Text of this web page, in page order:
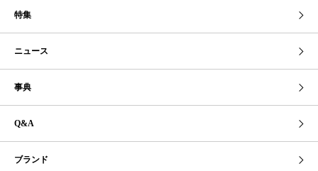
特集
ニュース
事典
Q&A
ブランド